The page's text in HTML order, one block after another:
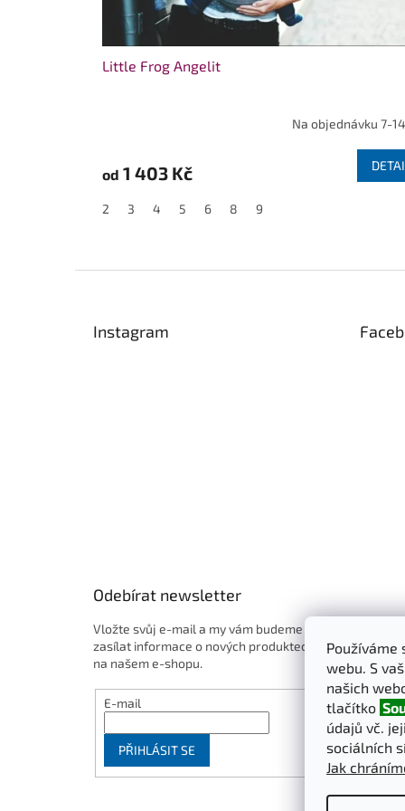
Používáme
webu. S
našich
tlačítko
údajů vč.
sociálních
Jak
Little Frog Angelit
Na objednávku 7-
od 1 403 Kč
2 3 4 5 6 8 9
Instagram
Odebírat newsletter
Vložte svůj e-mail a my vám budeme
zasílat informace o nových produktech
na našem e-shopu.
E-mail
PŘIHLÁSIT SE